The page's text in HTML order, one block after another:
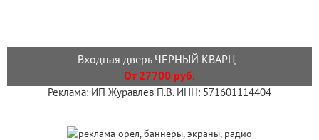
Входная дверь ЧЕРНЫЙ КВАРЦ
От 27700 руб.
Реклама: ИП Журавлев П.В. ИНН: 571601114404